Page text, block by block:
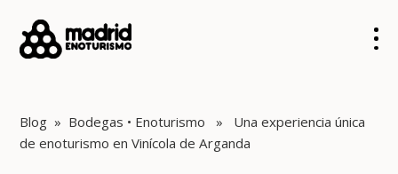
Blog » Bodegas • Enoturismo » Una experiencia única
de enoturismo en Vinícola de Arganda